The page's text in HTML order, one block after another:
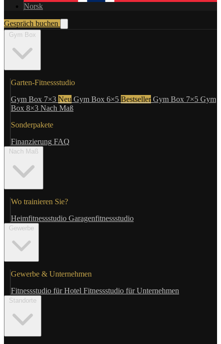
Norsk
Gespräch buchen
Gym Box
Garten-Fitnessstudio
Gym Box 7×3 Neu Gym Box 6×5 Bestseller Gym Box 7×5 Gym
Box 8×3 Nach Maß
Sonderpakete
Finanzierung FAQ
Nach Maß
Wo trainieren Sie?
Heimfitnessstudio Garagenfitnessstudio
Gewerbe
Gewerbe & Unternehmen
Fitnessstudio für Hotel Fitnessstudio für Unternehmen
Standorte